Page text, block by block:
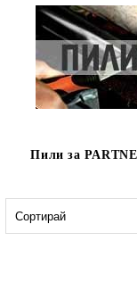
Пили за